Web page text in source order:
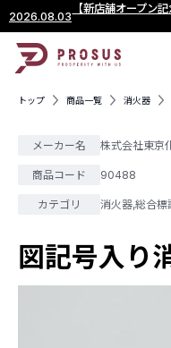
2026.08.03
【新店舗オープン
トップ 商品一覧 消火器
メーカー名 株式会社東京
商品コード 90488
カテゴリ 消火器,総合標
図記号入り